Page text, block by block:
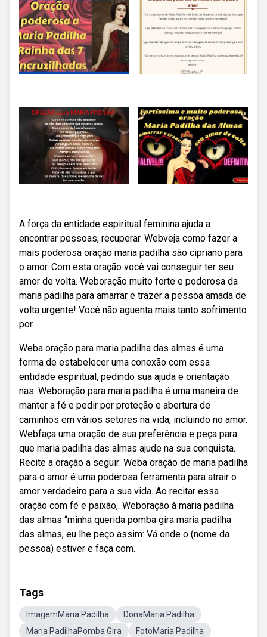
A força da entidade espiritual feminina ajuda a
encontrar pessoas, recuperar. Webveja como fazer a
mais poderosa oração maria padilha são cipriano para
o amor. Com esta oração você vai conseguir ter seu
amor de volta. Weboração muito forte e poderosa da
maria padilha para amarrar e trazer a pessoa amada de
volta urgente! Você não aguenta mais tanto sofrimento
por.
Weba oração para maria padilha das almas é uma
forma de estabelecer uma conexão com essa
entidade espiritual, pedindo sua ajuda e orientação
nas. Weboração para maria padilha é uma maneira de
manter a fé e pedir por proteção e abertura de
caminhos em vários setores na vida, incluindo no amor.
Webfaça uma oração de sua preferência e peça para
que maria padilha das almas ajude na sua conquista.
Recite a oração a seguir: Weba oração de maria padilha
para o amor é uma poderosa ferramenta para atrair o
amor verdadeiro para a sua vida. Ao recitar essa
oração com fé e paixão,. Weboração à maria padilha
das almas “minha querida pomba gira maria padilha
das almas, eu lhe peço assim: Vá onde o (nome da
pessoa) estiver e faça com.
Tags
ImagemMaria Padilha
DonaMaria Padilha
Maria PadilhaPomba Gira
FotoMaria Padilha